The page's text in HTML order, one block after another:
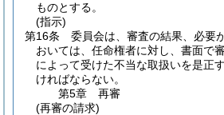
ものとする。
(指示)
第16条
委員会は、審査の結果、必要
おいては、任命権者に対し、書面で
によって受けた不当な取扱いを是正
ければならない。
第5章
再審
(再審の請求)